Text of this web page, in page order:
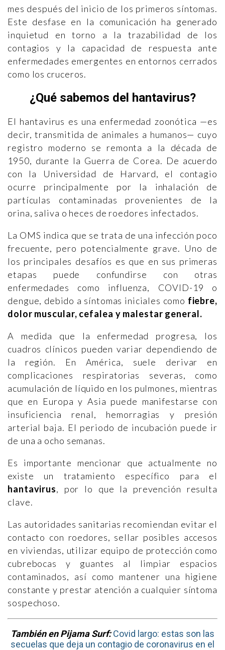
mes después del inicio de los primeros síntomas.
Este desfase en la comunicación ha generado
inquietud en torno a la trazabilidad de los
contagios y la capacidad de respuesta ante
enfermedades emergentes en entornos cerrados
como los cruceros.
¿Qué sabemos del hantavirus?
El hantavirus es una enfermedad zoonótica —es
decir, transmitida de animales a humanos— cuyo
registro moderno se remonta a la década de
1950, durante la Guerra de Corea. De acuerdo
con la Universidad de Harvard, el contagio
ocurre principalmente por la inhalación de
partículas contaminadas provenientes de la
orina, saliva o heces de roedores infectados.
La OMS indica que se trata de una infección poco
frecuente, pero potencialmente grave. Uno de
los principales desafíos es que en sus primeras
etapas puede confundirse con otras
enfermedades como influenza, COVID-19 o
dengue, debido a síntomas iniciales como fiebre,
dolor muscular, cefalea y malestar general.
A medida que la enfermedad progresa, los
cuadros clínicos pueden variar dependiendo de
la región. En América, suele derivar en
complicaciones respiratorias severas, como
acumulación de líquido en los pulmones, mientras
que en Europa y Asia puede manifestarse con
insuficiencia renal, hemorragias y presión
arterial baja. El periodo de incubación puede ir
de una a ocho semanas.
Es importante mencionar que actualmente no
existe un tratamiento específico para el
hantavirus, por lo que la prevención resulta
clave.
Las autoridades sanitarias recomiendan evitar el
contacto con roedores, sellar posibles accesos
en viviendas, utilizar equipo de protección como
cubrebocas y guantes al limpiar espacios
contaminados, así como mantener una higiene
constante y prestar atención a cualquier síntoma
sospechoso.
También en Pijama Surf:Covid largo: estas son las
secuelas que deja un contagio de coronavirus en el